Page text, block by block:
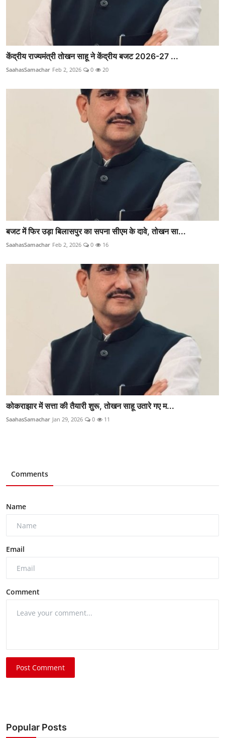
केंद्रीय राज्यमंत्री तोखन साहू ने केंद्रीय बजट 2026-27 ...
SaahasSamachar Feb 2, 2026 0 20
बजट में फिर उड़ा बिलासपुर का सपना सीएम के दावे, तोखन सा...
SaahasSamachar Feb 2, 2026 0 16
कोकराझार में सत्ता की तैयारी शुरू, तोखन साहू उतारे गए म...
SaahasSamachar Jan 29, 2026 0 11
Comments
Name
Email
Comment
Post Comment
Popular Posts